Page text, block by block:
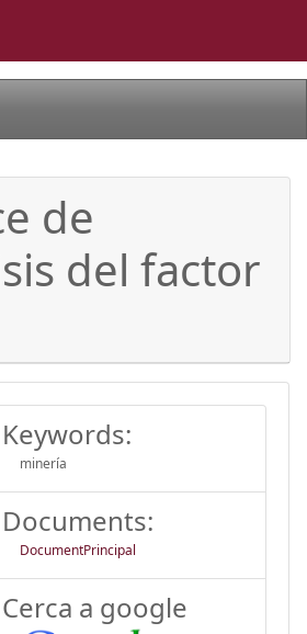
de
del factor
Keywords:
minería
Documents:
DocumentPrincipal
Cerca a google